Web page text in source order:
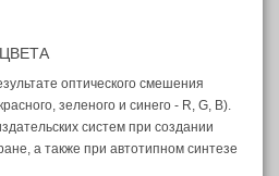
оптического смешения
зеленого и синего - R, G, В).
систем при создании
а также при автотипном синтезе